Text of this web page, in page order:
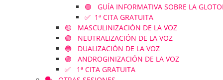
🟣 GUÍA INFORMATIVA SOBRE LA
✅ 1ª CITA GRATUITA
🟡 MASCULINIZACIÓN DE LA VOZ
🟢 NEUTRALIZACIÓN DE LA VOZ
🔵 DUALIZACIÓN DE LA VOZ
🟣 ANDROGINIZACIÓN DE LA VOZ
✅ 1ª CITA GRATUITA